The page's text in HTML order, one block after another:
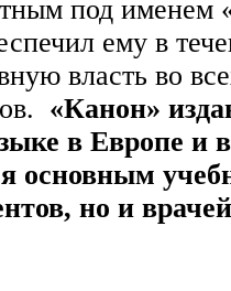
под именем
ему в
власть во
«Канон»
в Европе и
основным
но и